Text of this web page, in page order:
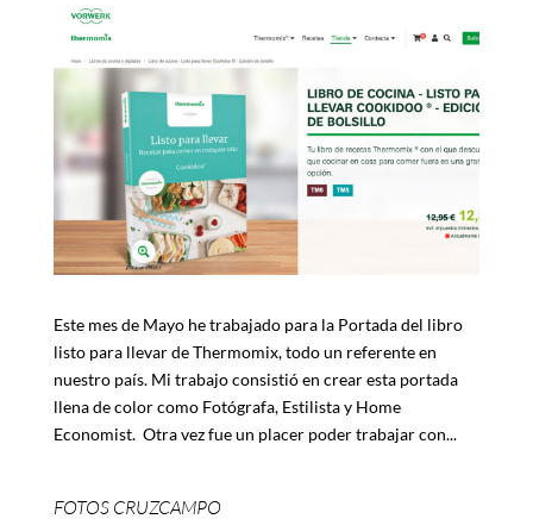
Este mes de Mayo he trabajado para la Portada del libro
listo para llevar de Thermomix, todo un referente en
nuestro país. Mi trabajo consistió en crear esta portada
llena de color como Fotógrafa, Estilista y Home
Economist. Otra vez fue un placer poder trabajar con...
FOTOS CRUZCAMPO